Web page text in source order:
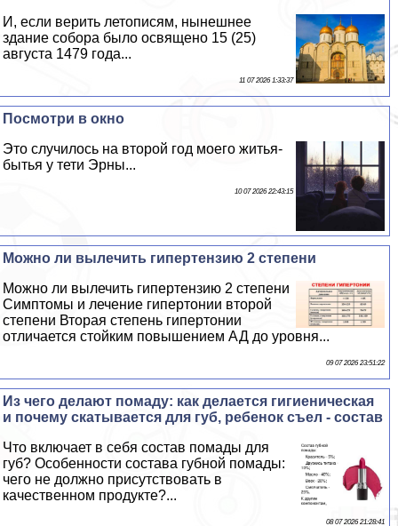
И, если верить летописям, нынешнее
здание собора было освящено 15 (25)
августа 1479 года...
11 07 2026 1:33:37
Посмотри в окно
Это случилось на второй год моего житья-
бытья у тети Эрны...
10 07 2026 22:43:15
Можно ли вылечить гипертензию 2 степени
Можно ли вылечить гипертензию 2 степени
Симптомы и лечение гипертонии второй
степени Вторая степень гипертонии
отличается стойким повышением АД до уровня...
09 07 2026 23:51:22
Из чего делают помаду: как делается гигиеническая
и почему скатывается для губ, ребенок съел - состав
Что включает в себя состав помады для
губ? Особенности состава губной помады:
чего не должно присутствовать в
качественном продукте?...
08 07 2026 21:28:41